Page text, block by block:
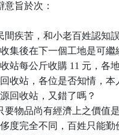
旨於次：
間疾苦，和小老百姓認知
收集後在下一個工地是可
收站每公斤收購 11 元，
回收站，各位是否知情，
源回收站，又錯了嗎？
要物品尚有經濟上之價值
侈度完全不同，百姓只能